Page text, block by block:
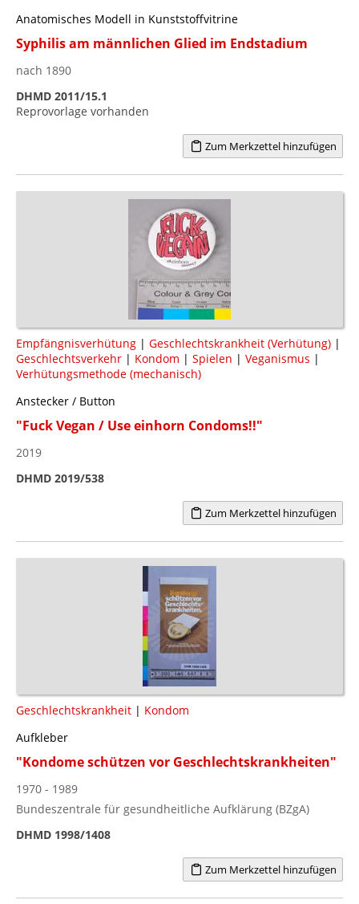
Anatomisches Modell in Kunststoffvitrine
Syphilis am männlichen Glied im Endstadium
nach 1890
DHMD 2011/15.1
Reprovorlage vorhanden
Zum Merkzettel hinzufügen
Empfängnisverhütung | Geschlechtskrankheit (Verhütung) |
Geschlechtsverkehr | Kondom | Spielen | Veganismus |
Verhütungsmethode (mechanisch)
Anstecker / Button
"Fuck Vegan / Use einhorn Condoms!!"
2019
DHMD 2019/538
Zum Merkzettel hinzufügen
Geschlechtskrankheit | Kondom
Aufkleber
"Kondome schützen vor Geschlechtskrankheiten"
1970 - 1989
Bundeszentrale für gesundheitliche Aufklärung (BZgA)
DHMD 1998/1408
Zum Merkzettel hinzufügen